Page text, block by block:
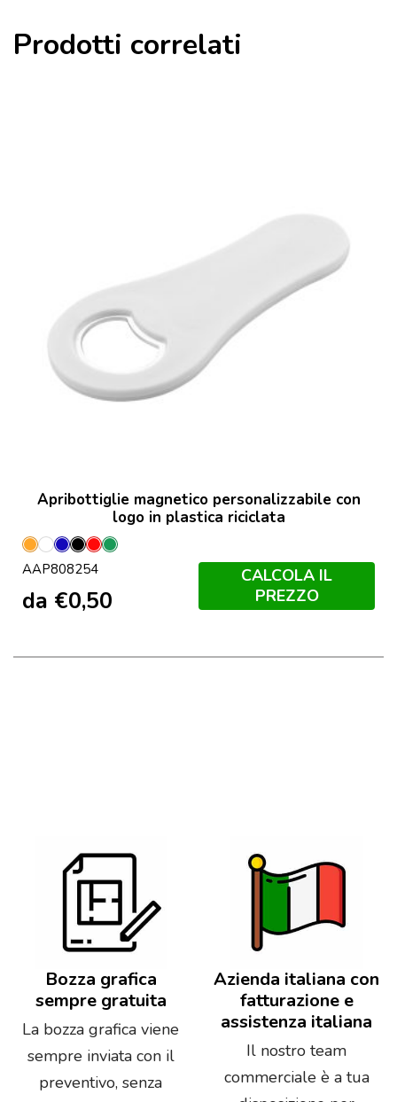
Prodotti correlati
Apribottiglie magnetico personalizzabile con
logo in plastica riciclata
Arancione
Bianco
BluNero
RossoVerde
AAP808254
da €0,50
CALCOLA IL
PREZZO
Bozza grafica
sempre gratuita
La bozza grafica viene
sempre inviata con il
preventivo, senza
Azienda italiana con
fatturazione e
assistenza italiana
Il nostro team
commerciale è a tua